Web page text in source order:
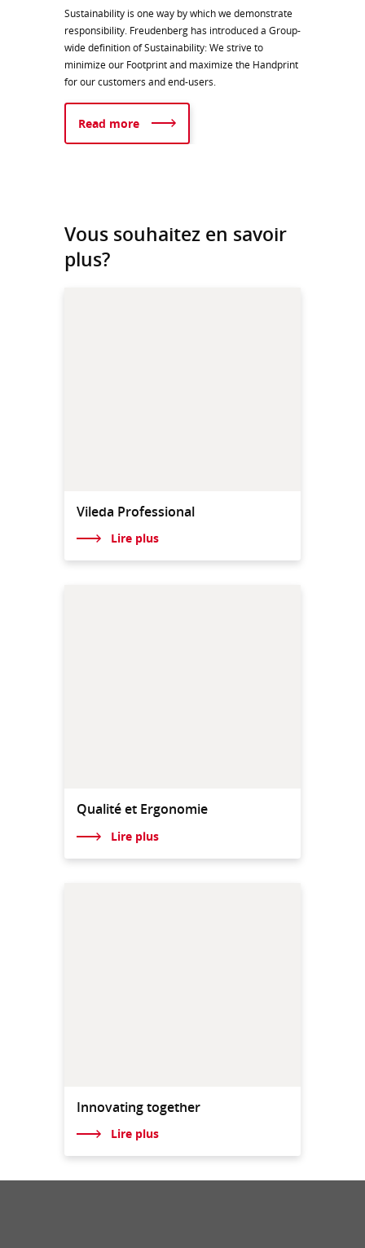
Sustainability is one way by which we demonstrate
responsibility. Freudenberg has introduced a Group-
wide definition of Sustainability: We strive to
minimize our Footprint and maximize the Handprint
for our customers and end-users.​​
Read more
Vous souhaitez en savoir
plus?
Vileda Professional
Lire plus
Qualité et Ergonomie
Lire plus
Innovating together
Lire plus